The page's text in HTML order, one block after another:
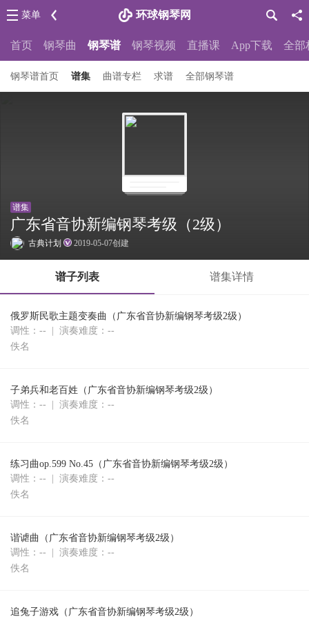
环球钢琴网
菜单
首页 钢琴曲 钢琴谱 钢琴视频 直播课 App下载 全部
钢琴谱首页 谱集 曲谱专栏 求谱 全部钢琴谱
谱集
广东省音协新编钢琴考级（2级）
古典计划 2019-05-07创建
俄罗斯民歌主题变奏曲（广东省音协新编钢琴考级2级）
调性：-- | 演奏难度：--
佚名
子弟兵和老百姓（广东省音协新编钢琴考级2级）
调性：-- | 演奏难度：--
佚名
练习曲op.599 No.45（广东省音协新编钢琴考级2级）
调性：-- | 演奏难度：--
佚名
谐谑曲（广东省音协新编钢琴考级2级）
调性：-- | 演奏难度：--
佚名
追兔子游戏（广东省音协新编钢琴考级2级）
谱子列表 谱集详情